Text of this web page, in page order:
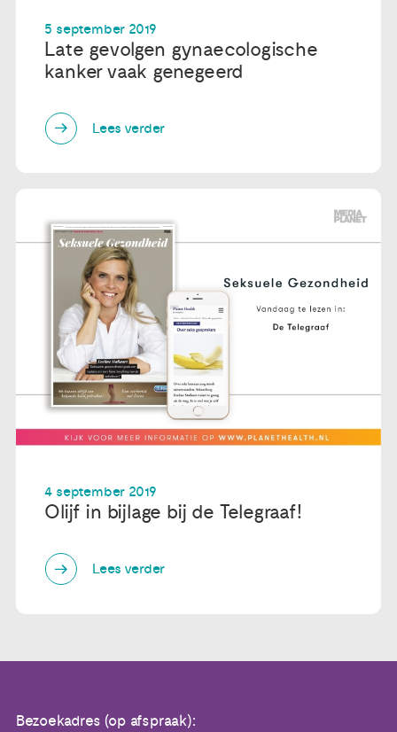
5 september 2019
Late gevolgen gynaecologische
kanker vaak genegeerd
Lees verder
4 september 2019
Olijf in bijlage bij de Telegraaf!
Lees verder
Bezoekadres (op afspraak):